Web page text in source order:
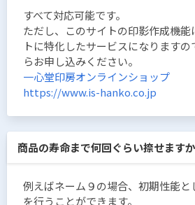
すべて対応可能です。
ただし、このサイトの印影作成機能
トに特化したサービスになります
らお申し込みください。
一心堂印房オンラインショップ
https://www.is-hanko.co.jp
商品の寿命まで何回ぐらい捺せます
例えばネーム９の場合、初期性能
を行うことができます。